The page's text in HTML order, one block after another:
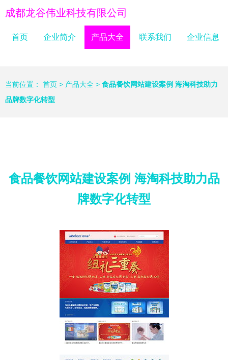
成都龙谷伟业科技有限公司
首页 企业简介 产品大全 联系我们 企业信息
当前位置： 首页 > 产品大全 > 食品餐饮网站建设案例 海淘科技助力
品牌数字化转型
食品餐饮网站建设案例 海淘科技助力品
牌数字化转型